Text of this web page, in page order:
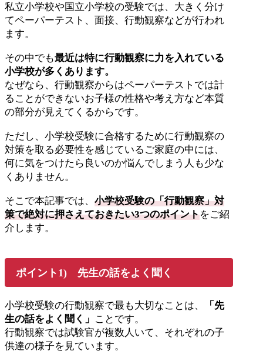
私立小学校や国立小学校の受験では、大きく分け
てペーパーテスト、面接、行動観察などが行われ
ます。
その中でも最近は特に行動観察に力を入れている
小学校が多くあります。
なぜなら、行動観察からはペーパーテストでは計
ることができないお子様の性格や考え方など本質
の部分が見えてくるからです。
ただし、小学校受験に合格するために行動観察の
対策を取る必要性を感じているご家庭の中には、
何に気をつけたら良いのか悩んでしまう人も少な
くありません。
そこで本記事では、 小学校受験の「行動観察」対
策で絶対に押さえておきたい3つのポイントをご紹
介します。
ポイント1) 先生の話をよく聞く
小学校受験の行動観察で最も大切なことは、
「先
生の話をよく聞く」 ことです。
行動観察では試験官が複数人いて、それぞれの子
供達の様子を見ています。